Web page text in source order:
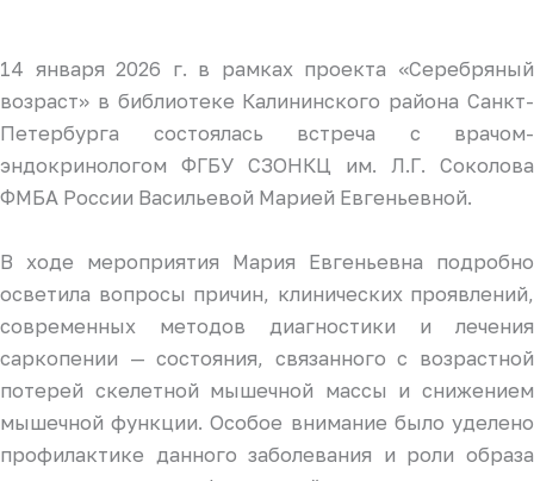
14 января 2026 г. в рамках проекта «Серебряный
возраст» в библиотеке Калининского района Санкт-
Петербурга состоялась встреча с врачом-
эндокринологом ФГБУ СЗОНКЦ им. Л.Г. Соколова
ФМБА России Васильевой Марией Евгеньевной.
В ходе мероприятия Мария Евгеньевна подробно
осветила вопросы причин, клинических проявлений,
современных методов диагностики и лечения
саркопении — состояния, связанного с возрастной
потерей скелетной мышечной массы и снижением
мышечной функции. Особое внимание было уделено
профилактике данного заболевания и роли образа